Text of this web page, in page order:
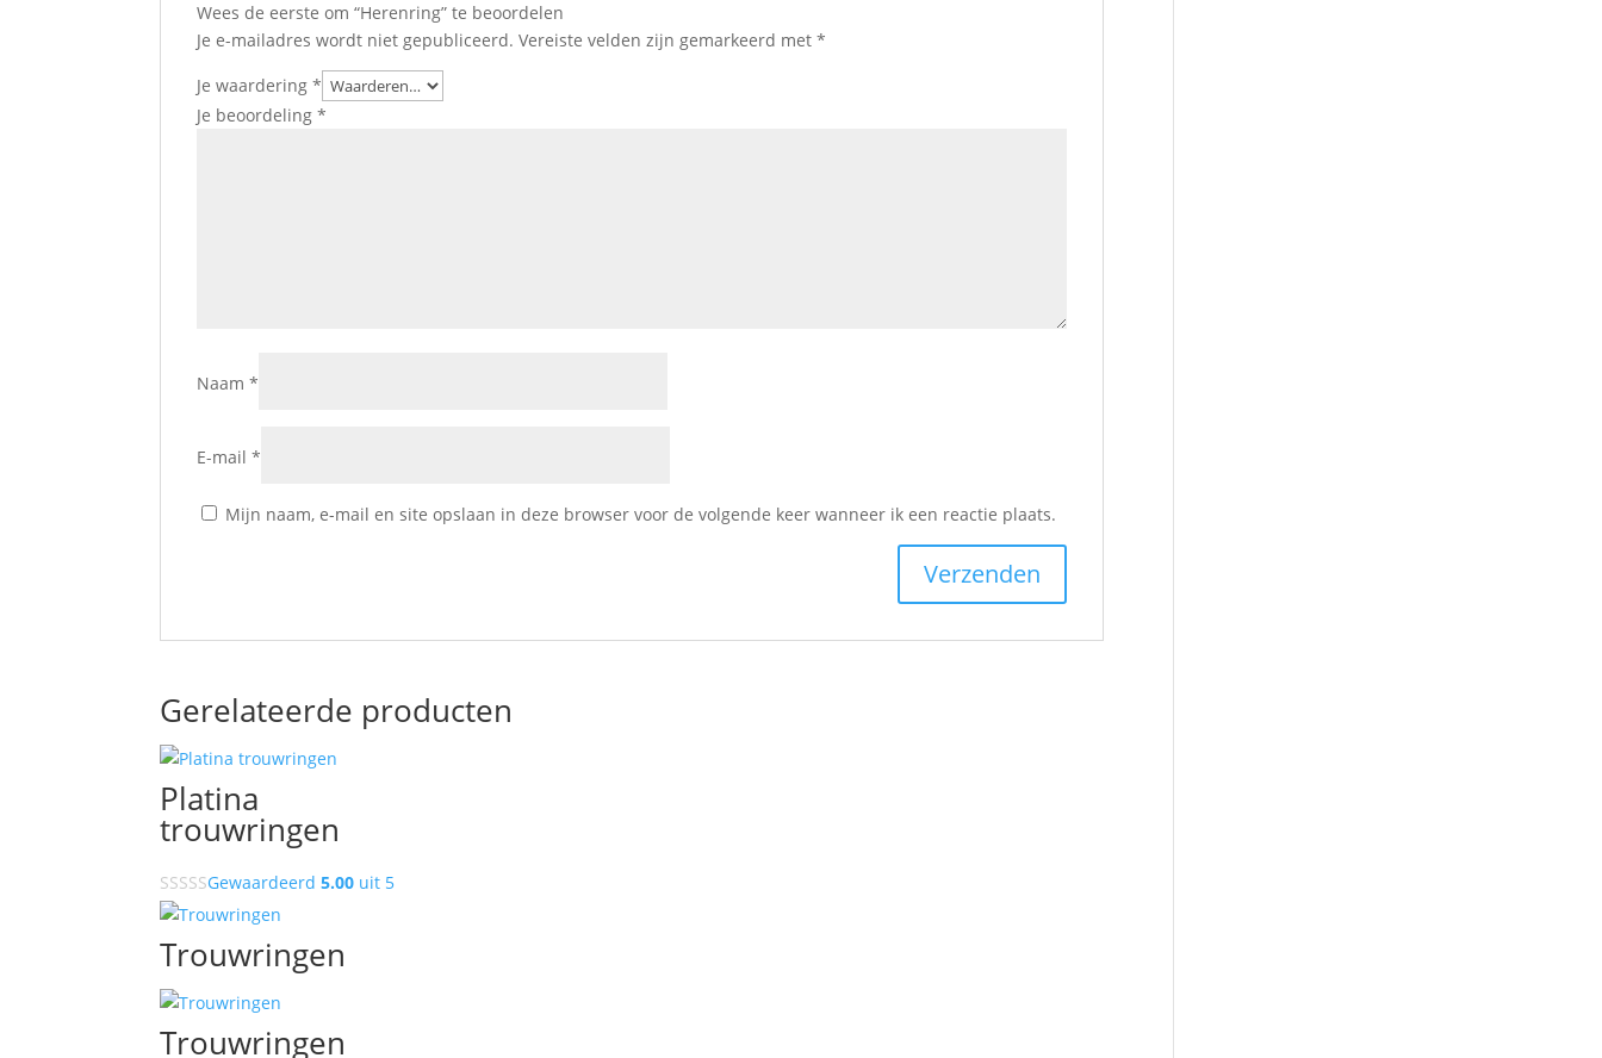
Wees de eerste om “Herenring” te beoordelen
Je e-mailadres wordt niet gepubliceerd. Vereiste velden zijn gemarkeerd met*
Je waardering*
Je beoordeling*
Naam*
E-mail*
Mijn naam, e-mail en site opslaan in deze browser voor de volgende keer wanneer ik een reactie plaats.
Gerelateerde producten
Platina
trouwringen
Gewaardeerd5.00 uit 5
Trouwringen
Trouwringen